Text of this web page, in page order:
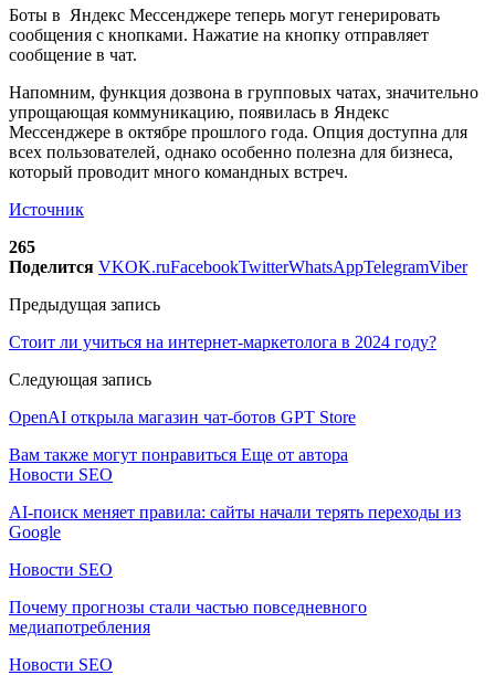
Боты в Яндекс Мессенджере теперь могут генерировать
сообщения с кнопками. Нажатие на кнопку отправляет
сообщение в чат.
Напомним, функция дозвона в групповых чатах, значительно
упрощающая коммуникацию, появилась в Яндекс
Мессенджере в октябре прошлого года. Опция доступна для
всех пользователей, однако особенно полезна для бизнеса,
который проводит много командных встреч.
Источник
265
Поделится VKOK.ruFacebookTwitterWhatsAppTelegramViber
Предыдущая запись
Стоит ли учиться на интернет-маркетолога в 2024 году?
Следующая запись
OpenAI открыла магазин чат-ботов GPT Store
Вам также могут понравиться Еще от автора
Новости SEO
AI-поиск меняет правила: сайты начали терять переходы из
Google
Новости SEO
Почему прогнозы стали частью повседневного
медиапотребления
Новости SEO